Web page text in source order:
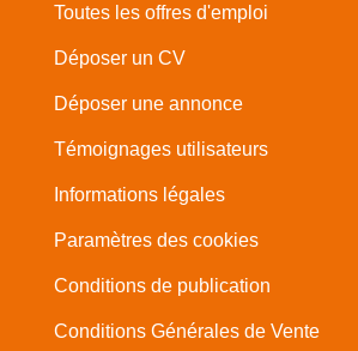
Toutes les offres d'emploi
Déposer un CV
Déposer une annonce
Témoignages utilisateurs
Informations légales
Paramètres des cookies
Conditions de publication
Conditions Générales de Vente